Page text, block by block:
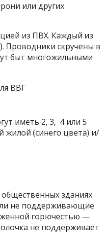
или других
из ПВХ. Каждый из
Проводники скручены в
быт многожильными
иметь 2, 3, 4 или 5
жилой (синего цвета) и/
зданиях
не поддерживающие
горючестью —
не поддерживает